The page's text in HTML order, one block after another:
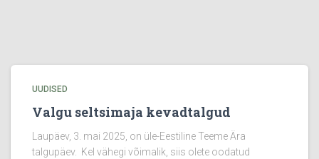
UUDISED
Valgu seltsimaja kevadtalgud
Laupäev, 3. mai 2025, on üle-Eestiline Teeme Ära
talgupäev. Kel vähegi võimalik, siis olete oodatud